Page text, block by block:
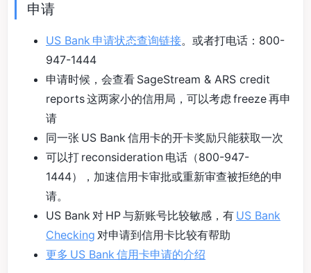
申请
US Bank 申请状态查询链接。或者打电话：800-
947-1444
申请时候，会查看 SageStream & ARS credit
reports 这两家小的信用局，可以考虑 freeze 再申
请
同一张 US Bank 信用卡的开卡奖励只能获取一次
可以打 reconsideration 电话（800-947-
1444），加速信用卡审批或重新审查被拒绝的申
请。
US Bank 对 HP 与新账号比较敏感，有 US Bank
Checking 对申请到信用卡比较有帮助
更多 US Bank 信用卡申请的介绍